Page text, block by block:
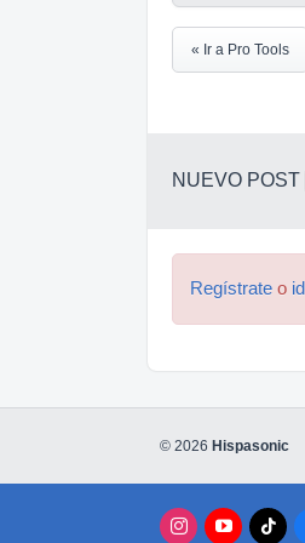
« Ir a Pro Tools
NUEVO POST
Regístrate o
© 2026 Hispasonic